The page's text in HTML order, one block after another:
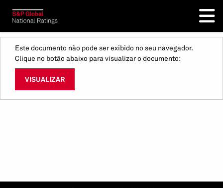
Este documento não pode ser exibido no seu navegador.
Clique no botão abaixo para visualizar o documento:
VISUALIZAR